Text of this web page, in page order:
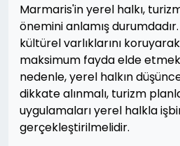
Marmaris'in yerel halkı,
önemini anlamış
kültürel varlıklarını
maksimum fayda elde
nedenle, yerel halkın
dikkate alınmalı, turizm
uygulamaları yerel halkla
gerçekleştirilmelidir.